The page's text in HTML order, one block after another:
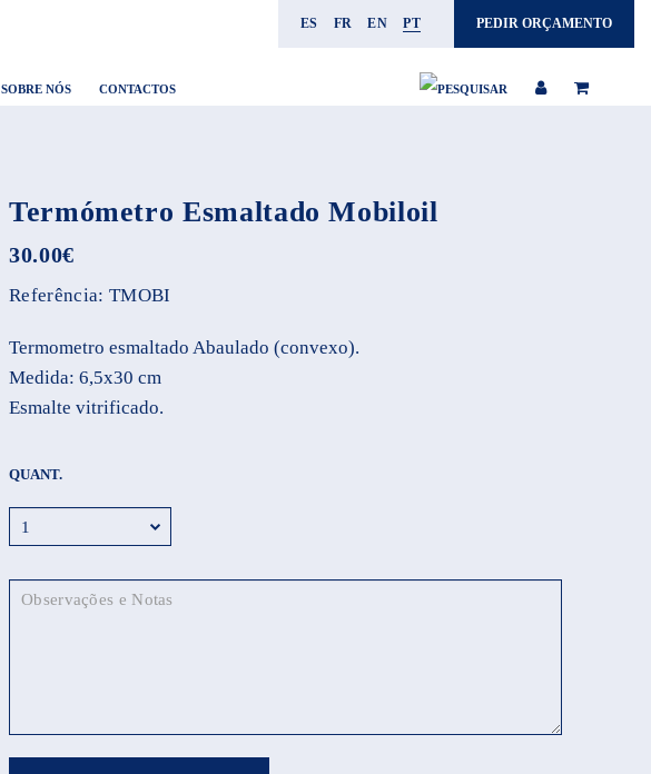
SOBRE NÓS CONTACTOS
ES FR EN PT PEDIR ORÇAMENTO
Termómetro Esmaltado Mobiloil
30.00€
Referência: TMOBI
Termometro esmaltado Abaulado (convexo).
Medida: 6,5x30 cm
Esmalte vitrificado.
QUANT.